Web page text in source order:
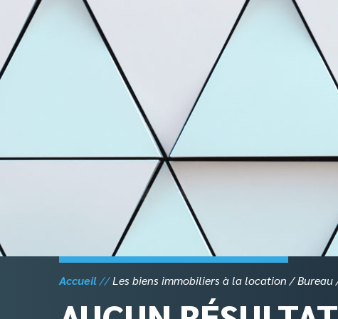
content
Accueil Les biens immobiliers à la location Bureau